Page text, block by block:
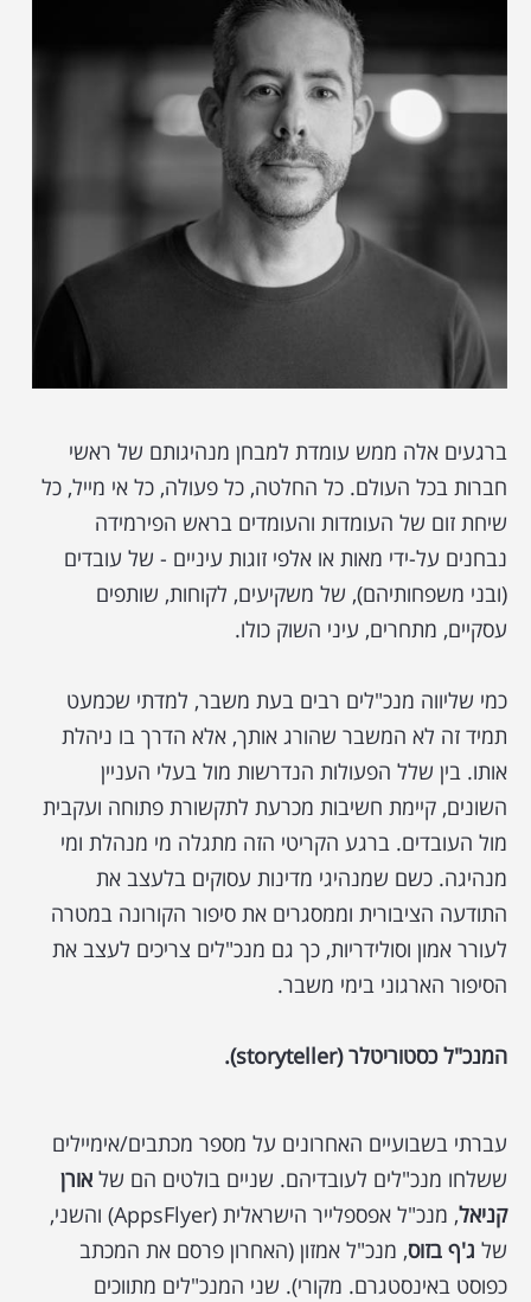
ברגעים אלה ממש עומדת למבחן מנהיגותם של ראשי
חברות בכל העולם. כל החלטה, כל פעולה, כל אי מייל, כל
שיחת זום של העומדות והעומדים בראש הפירמידה
נבחנים על-ידי מאות או אלפי זוגות עיניים - של עובדים
(ובני משפחותיהם), של משקיעים, לקוחות, שותפים
עסקיים, מתחרים, עיני השוק כולו.
כמי שליווה מנכ"לים רבים בעת משבר, למדתי שכמעט
תמיד זה לא המשבר שהורג אותך, אלא הדרך בו ניהלת
אותו. בין שלל הפעולות הנדרשות מול בעלי העניין
השונים, קיימת חשיבות מכרעת לתקשורת פתוחה ועקבית
מול העובדים. ברגע הקריטי הזה מתגלה מי מנהלת ומי
מנהיגה. כשם שמנהיגי מדינות עסוקים בלעצב את
התודעה הציבורית וממסגרים את סיפור הקורונה במטרה
לעורר אמון וסולידריות, כך גם מנכ"לים צריכים לעצב את
הסיפור הארגוני בימי משבר.
המנכ"ל כסטוריטלר (storyteller).
עברתי בשבועיים האחרונים על מספר מכתבים/אימיילים
ששלחו מנכ"לים לעובדיהם. שניים בולטים הם שלאורן
קניאל
, מנכ"ל אפספלייר הישראלית (AppsFlyer) והשני,
של ג'ף בזוס, מנכ"ל אמזון (האחרון פרסם את המכתב
כפוסט באינסטגרם. מקורי). שני המנכ"לים מתווכים